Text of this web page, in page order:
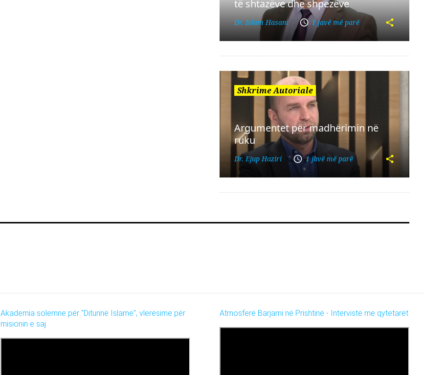
të shtazëve dhe shpezëve
Dr. Islam Hasani 1 javë më parë
Shkrime Autoriale
Argumentet për madhërimin në
ruku
Dr. Ejup Haziri 1 javë më parë
Akademia solemne për "Diturinë Islame", vlerësime për
misionin e saj
Atmosferë Barjami në Prishtinë - Intervistë me qytetarët